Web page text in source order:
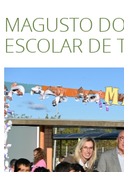
MAGUSTO
ESCOLAR DE